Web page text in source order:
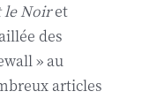
le Noiret
des
» au
articles